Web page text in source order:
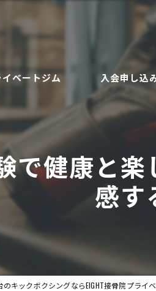
イベートジム
会員
入会申し込
で健康と
感す
のキックボクシングならEIGHT接骨院プライ